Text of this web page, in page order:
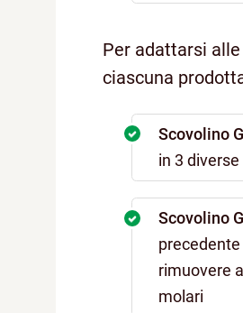
Per adattarsi
ciascuna
Scovolino
in 3
Scovolino
rimuovere
molari